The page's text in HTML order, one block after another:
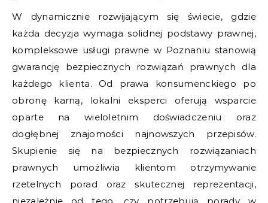
W dynamicznie rozwijającym się świecie, gdzie
każda decyzja wymaga solidnej podstawy prawnej,
kompleksowe usługi prawne w Poznaniu stanowią
gwarancję bezpiecznych rozwiązań prawnych dla
każdego klienta. Od prawa konsumenckiego po
obronę karną, lokalni eksperci oferują wsparcie
oparte na wieloletnim doświadczeniu oraz
dogłębnej znajomości najnowszych przepisów.
Skupienie się na bezpiecznych rozwiązaniach
prawnych umożliwia klientom otrzymywanie
rzetelnych porad oraz skutecznej reprezentacji,